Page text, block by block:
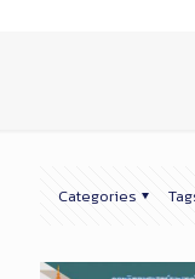
Categories